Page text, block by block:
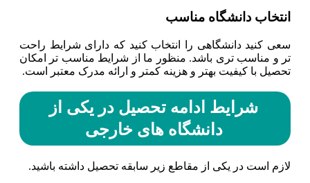
انتخاب دانشگاه مناسب
سعی کنید دانشگاهی را انتخاب کنید که دارای شرایط راحت
تر و مناسب تری باشد. منظور ما از شرایط مناسب تر امکان
تحصیل با کیفیت بهتر و هزینه کمتر و ارائه مدرک معتبر است.
شرایط ادامه تحصیل در یکی از
دانشگاه های خارجی
لازم است در یکی از مقاطع زیر سابقه تحصیل داشته باشید.